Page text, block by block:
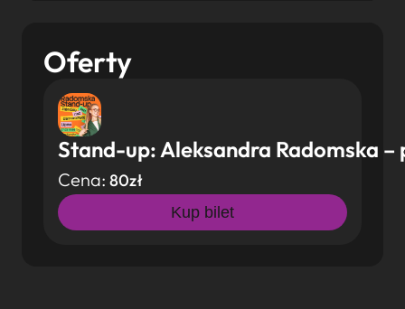
Oferty
Stand-up: Aleksandra Radomska
Cena: 80zł
Kup bilet